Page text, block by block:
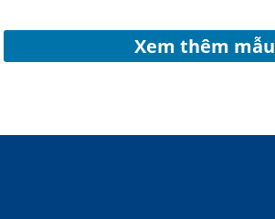
Xem thêm mẫu